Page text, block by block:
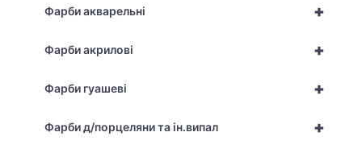
+
Фарби акварельні
+
Фарби акрилові
+
Фарби гуашеві
+
Фарби д/порцеляни та ін.випал